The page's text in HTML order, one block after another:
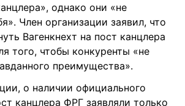
однако они «не
Член организации заявил, что
Вагенкнехт на пост канцлера
того, чтобы конкуренты «не
преимущества».
о наличии официального
канцлера ФРГ заявляли только